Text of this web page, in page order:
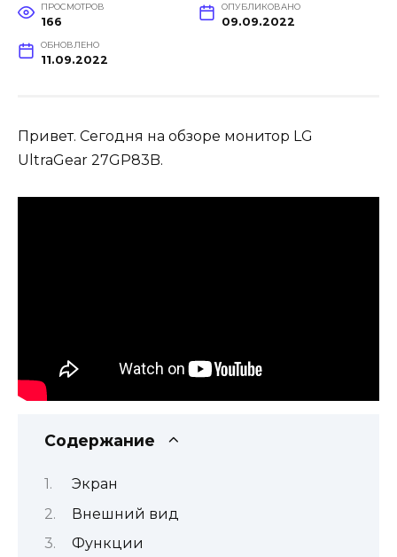
ПРОСМОТРОВ
166
ОПУБЛИКОВАНО
09.09.2022
ОБНОВЛЕНО
11.09.2022
Привет. Сегодня на обзоре монитор LG
UltraGear 27GP83B.
Содержание
Экран
Внешний вид
Функции